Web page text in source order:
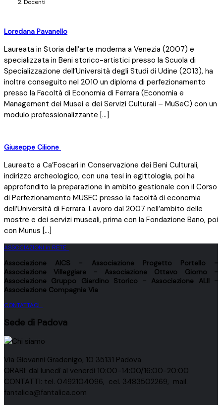
Docenti
Loredana Pavanello
Laureata in Storia dell’arte moderna a Venezia (2007) e
specializzata in Beni storico-artistici presso la Scuola di
Specializzazione dell’Università degli Studi di Udine (2013), ha
inoltre conseguito nel 2010 un diploma di perfezionamento
presso la Facoltà di Economia di Ferrara (Economia e
Management dei Musei e dei Servizi Culturali – MuSeC) con un
modulo professionalizzante […]
Giuseppe Cilione
Laureato a Ca’Foscari in Conservazione dei Beni Culturali,
indirizzo archeologico, con una tesi in egittologia, poi ha
approfondito la preparazione in ambito gestionale con il Corso
di Perfezionamento MUSEC presso la facoltà di economia
dell’Università di Ferrara. Lavoro dal 2007 nell’ambito delle
mostre e dei servizi museali, prima con la Fondazione Bano, poi
con Munus […]
ASSOCIAZIONI in RETE
Associazione AICS - Associazione Progetto Portello -
Associazione Villeggiare - Associazione Ottavo Giorno -
Associazione Gruppo Giardino Storico - Associazione ALII -
Associazione Compagnia Via
CONTATTACI
Sede di Padova
Via Giovanni Gradenigo, 10 35131 Padova
ORARI: dal lunedì al venerdì 10:00-14:00/16:00-20:00
CONTATTI: tel. 0492104096, cel. 3483502269, mail.
fantalica@fantalica.com